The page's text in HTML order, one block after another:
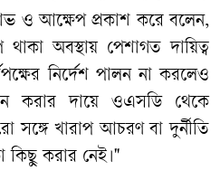
ও আক্ষেপ প্রকাশ করে বলেন,
অবস্থায় পেশাগত দায়িত্ব
নির্দেশ পালন না করলেও
করার দায়ে ওএসডি থেকে
সঙ্গে খারাপ আচরণ বা দুর্নীতি
কিছু করার নেই।"